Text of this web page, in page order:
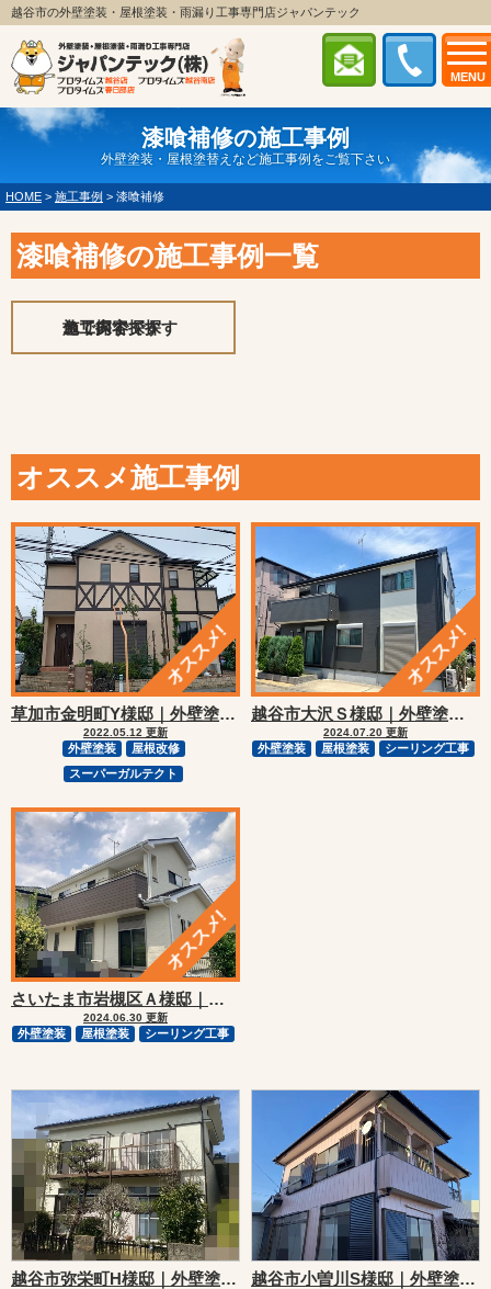
MENU
越谷市の外壁塗装・屋根塗装・雨漏り工事専門店ジャパンテック
漆喰補修の施工事例
外壁塗装・屋根塗替えなど施工事例をご覧下さい
HOME > 施工事例 > 漆喰補修
漆喰補修の施工事例一覧
施工内容で探す
エリアで探す
色で探す
オススメ施工事例
草加市金明町Y様邸｜外壁塗装・屋根カバーリフォーム
2022.05.12 更新
外壁塗装
屋根改修
スーパーガルテクト
越谷市大沢Ｓ様邸｜外壁塗装・屋根塗装リフォーム
2024.07.20 更新
外壁塗装 屋根塗装 シーリング工事
さいたま市岩槻区Ａ様邸｜外壁塗装・屋根塗装リフォーム
2024.06.30 更新
外壁塗装 屋根塗装 シーリング工事
越谷市弥栄町H様邸｜外壁塗装リフォーム 越谷市小曽川S様邸｜外壁塗装リフォーム